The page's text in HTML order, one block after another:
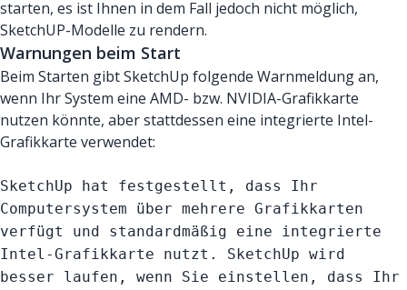
starten, es ist Ihnen in dem Fall jedoch nicht möglich,
SketchUP-Modelle zu rendern.
Warnungen beim Start
Beim Starten gibt SketchUp folgende Warnmeldung an,
wenn Ihr System eine AMD- bzw. NVIDIA-Grafikkarte
nutzen könnte, aber stattdessen eine integrierte Intel-
Grafikkarte verwendet:
SketchUp hat festgestellt, dass Ihr
Computersystem über mehrere Grafikkarten
verfügt und standardmäßig eine integrierte
Intel-Grafikkarte nutzt. SketchUp wird
besser laufen, wenn Sie einstellen, dass Ihr